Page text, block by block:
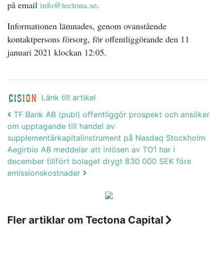
på email info@tectona.se.
Informationen lämnades, genom ovanstående
kontaktpersons försorg, för offentliggörande den 11
januari 2021 klockan 12:05.
Länk till artikel
Post navigation
TF Bank AB (publ) offentliggör prospekt och ansöker
om upptagande till handel av
supplementärkapitalinstrument på Nasdaq Stockholm
Aegirbio AB meddelar att inlösen av TO1 har i
december tillfört bolaget drygt 830 000 SEK före
emissionskostnader
Fler artiklar om Tectona Capital